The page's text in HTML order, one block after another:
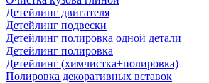
Детейлинг двигателя
Детейлинг подвески
Детейлинг полировка одной детали
Детейлинг полировка
Детейлинг (химчистка+полировка)
Полировка декоративных вставок